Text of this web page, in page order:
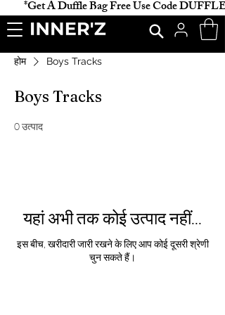
*Get A Duffle Bag Free Use Code
होम Boys Tracks
Boys Tracks
0 उत्पाद
यहां अभी तक कोई उत्पाद नहीं...
इस बीच, खरीदारी जारी रखने के लिए आप कोई दूसरी श्रेणी
चुन सकते हैं।